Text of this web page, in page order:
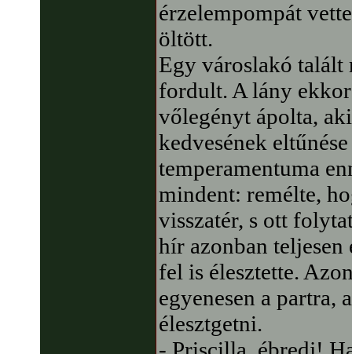
érzelempompát
öltött.
Egy városlakó talált
fordult. A lány
vőlegényt ápolta,
kedvesének
temperamentuma
mindent: remélte,
visszatér, s ott
hír azonban teljesen
fel is élesztette.
egyenesen a partra,
élesztgetni.